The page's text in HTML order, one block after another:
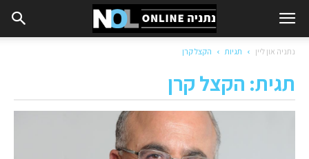
נתניה און ליין תגיות הקצל קרן
תגית: הקצל קרן